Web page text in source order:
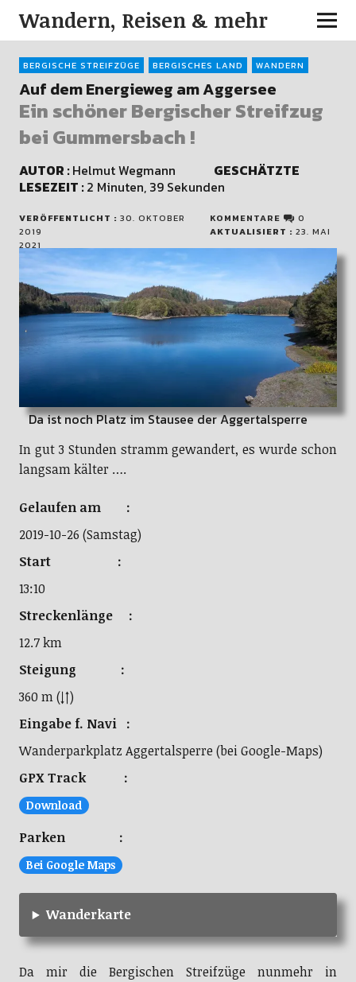
Wandern, Reisen & mehr
BERGISCHE STREIFZÜGE BERGISCHES LAND WANDERN
Auf dem Energieweg am Aggersee
Ein schöner Bergischer Streifzug
bei Gummersbach !
AUTOR :Helmut Wegmann GESCHÄTZTE
LESEZEIT :2 Minuten, 39 Sekunden
VERÖFFENTLICHT : 30. OKTOBER
2019
KOMMENTARE
0
AKTUALISIERT :23. MAI
2021
Da ist noch Platz im Stausee der Aggertalsperre
In gut 3 Stunden stramm gewandert, es wurde schon
langsam kälter ….
Gelaufen am :
2019-10-26 (Samstag)
Start :
13:10
Streckenlänge :
12.7 km
Steigung :
360 m (↓↑)
Eingabe f. Navi :
Wanderparkplatz Aggertalsperre (bei Google-Maps)
GPX Track :
Download
Parken :
Bei Google Maps
Wanderkarte
Da mir die Bergischen Streifzüge nunmehr in